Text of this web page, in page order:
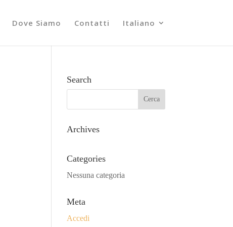
Dove Siamo Contatti Italiano
Search
Archives
Categories
Nessuna categoria
Meta
Accedi